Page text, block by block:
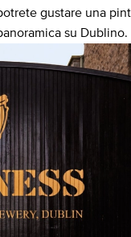
gustare una
su Dublino.